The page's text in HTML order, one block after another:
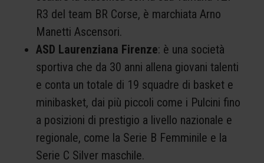
R3 del team BR Corse, è marchiata Arno
Manetti Ascensori.
ASD Laurenziana Firenze: è una società
sportiva che da 30 anni allena giovani talenti
e conta un totale di 19 squadre di basket e
minibasket, dai più piccoli come i Pulcini fino
a posizioni di prestigio a livello nazionale e
regionale, come la Serie B Femminile e la
Serie C Silver maschile.